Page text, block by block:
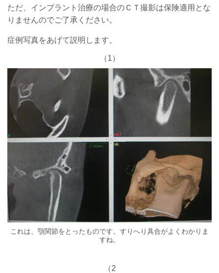
ただ、インプラント治療の場合のＣＴ撮影は保険適用とな
りませんのでご了承ください。
症例写真をあげて説明します。
（1）
これは、顎関節をとったものです。すりへり具合がよくわかりま
すね。
（2